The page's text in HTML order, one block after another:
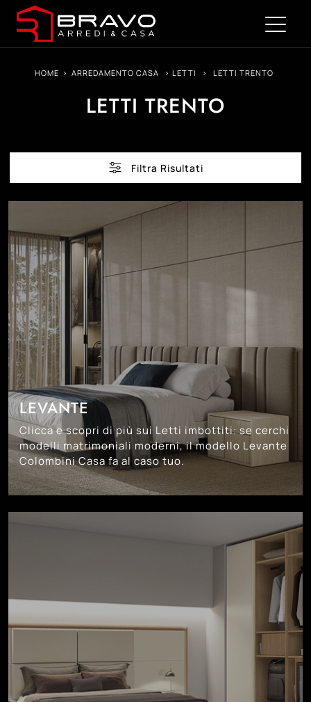
HOME > ARREDAMENTO CASA > LETTI > LETTI TRENTO
LETTI TRENTO
Filtra Risultati
LEVANTE
Clicca e scopri di più sui Letti imbottiti: se cerchi
modelli matrimoniali moderni, il modello Levante
Colombini Casa fa al caso tuo.